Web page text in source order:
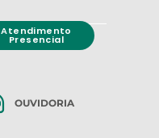
Atendimento
Presencial
OUVIDORIA